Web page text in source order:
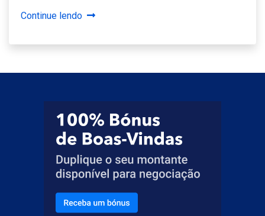
Continue lendo